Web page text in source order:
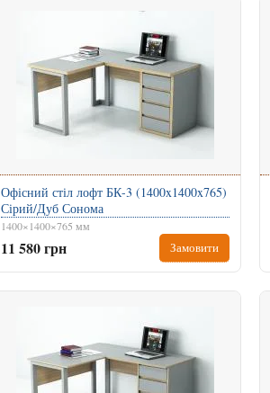
Офісний стіл лофт БК-3 (1400x1400x765)
Сірий/Дуб Сонома
1400×1400×765 мм
11 580 грн Замовити